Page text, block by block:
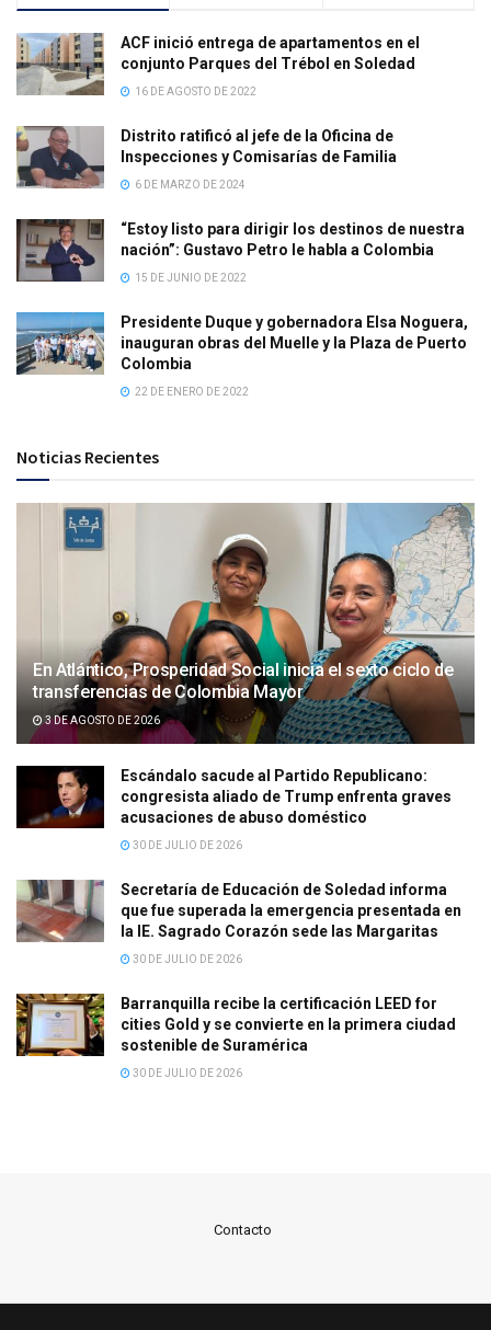
ACF inició entrega de apartamentos en el
conjunto Parques del Trébol en Soledad
16 DE AGOSTO DE 2022
Distrito ratificó al jefe de la Oficina de
Inspecciones y Comisarías de Familia
6 DE MARZO DE 2024
“Estoy listo para dirigir los destinos de nuestra
nación”: Gustavo Petro le habla a Colombia
15 DE JUNIO DE 2022
Presidente Duque y gobernadora Elsa Noguera,
inauguran obras del Muelle y la Plaza de Puerto
Colombia
22 DE ENERO DE 2022
Noticias Recientes
En Atlántico, Prosperidad Social inicia el sexto ciclo de
transferencias de Colombia Mayor
3 DE AGOSTO DE 2026
Escándalo sacude al Partido Republicano:
congresista aliado de Trump enfrenta graves
acusaciones de abuso doméstico
30 DE JULIO DE 2026
Secretaría de Educación de Soledad informa
que fue superada la emergencia presentada en
la IE. Sagrado Corazón sede las Margaritas
30 DE JULIO DE 2026
Barranquilla recibe la certificación LEED for
cities Gold y se convierte en la primera ciudad
sostenible de Suramérica
30 DE JULIO DE 2026
Contacto